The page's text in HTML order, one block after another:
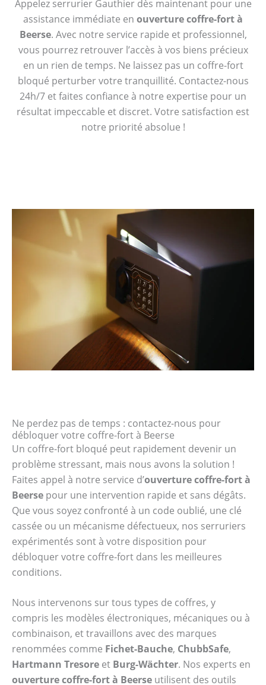
Appelez serrurier Gauthier dès maintenant pour une
assistance immédiate en ouverture coffre-fort à
Beerse. Avec notre service rapide et professionnel,
vous pourrez retrouver l’accès à vos biens précieux
en un rien de temps. Ne laissez pas un coffre-fort
bloqué perturber votre tranquillité. Contactez-nous
24h/7 et faites confiance à notre expertise pour un
résultat impeccable et discret. Votre satisfaction est
notre priorité absolue !
Ne perdez pas de temps : contactez-nous pour
débloquer votre coffre-fort à Beerse
Un coffre-fort bloqué peut rapidement devenir un
problème stressant, mais nous avons la solution !
Faites appel à notre service d’ouverture coffre-fort à
Beerse pour une intervention rapide et sans dégâts.
Que vous soyez confronté à un code oublié, une clé
cassée ou un mécanisme défectueux, nos serruriers
expérimentés sont à votre disposition pour
débloquer votre coffre-fort dans les meilleures
conditions.
Nous intervenons sur tous types de coffres, y
compris les modèles électroniques, mécaniques ou à
combinaison, et travaillons avec des marques
renommées comme Fichet-Bauche, ChubbSafe,
Hartmann Tresore et Burg-Wächter. Nos experts en
ouverture coffre-fort à Beerse utilisent des outils